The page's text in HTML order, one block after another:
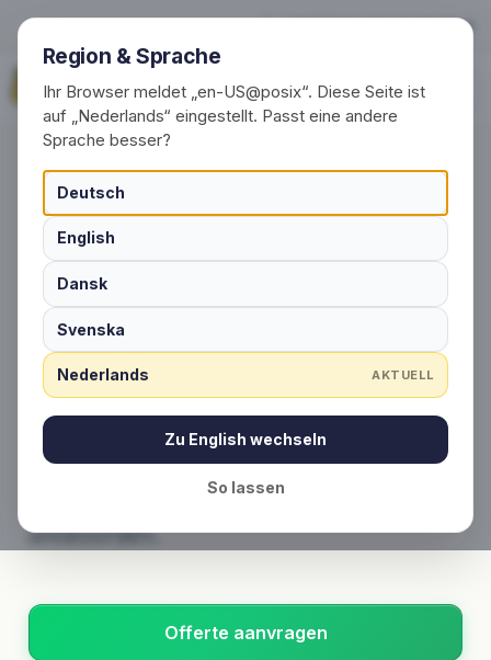
Neem direct contact met
Region & Sprache
Ihr Browser meldet „en-US@posix“. Diese Seite ist
auf „Nederlands“ eingestellt. Passt eine andere
Sprache besser?
Deutsch
English
Dansk
Svenska
Nederlands AKTUELL
Zu English wechseln
So lassen
+49 (0) 30 / 20 23 68 91-0
Vraag nu aan
CONTACT & AANVRAAG
Neem direct contact met
ons op.Service die u
omver blaast.
Plant u een evenement, een
Via dit contact- en aanvraagcentrum
bereikt u ons team direct – met duidelijke
antwoorden.
Offerte aanvragen